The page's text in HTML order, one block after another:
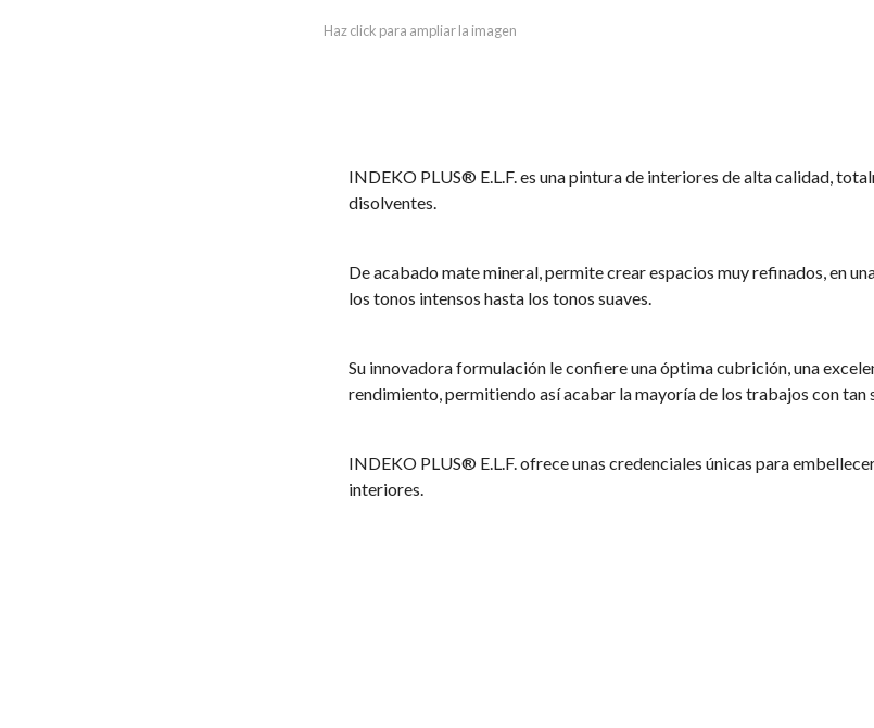
Haz click para ampliar la imagen
INDEKO PLUS® E.L.F. es una pintura de interiores de alta calidad,
disolventes.
De acabado mate mineral, permite crear espacios muy refinados, en
los tonos intensos hasta los tonos suaves.
Su innovadora formulación le confiere una óptima cubrición, una
rendimiento, permitiendo así acabar la mayoría de los trabajos con tan
INDEKO PLUS® E.L.F. ofrece unas credenciales únicas para
interiores.